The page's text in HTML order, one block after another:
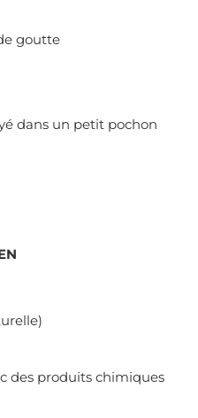
goutte
dans un petit pochon
des produits chimiques